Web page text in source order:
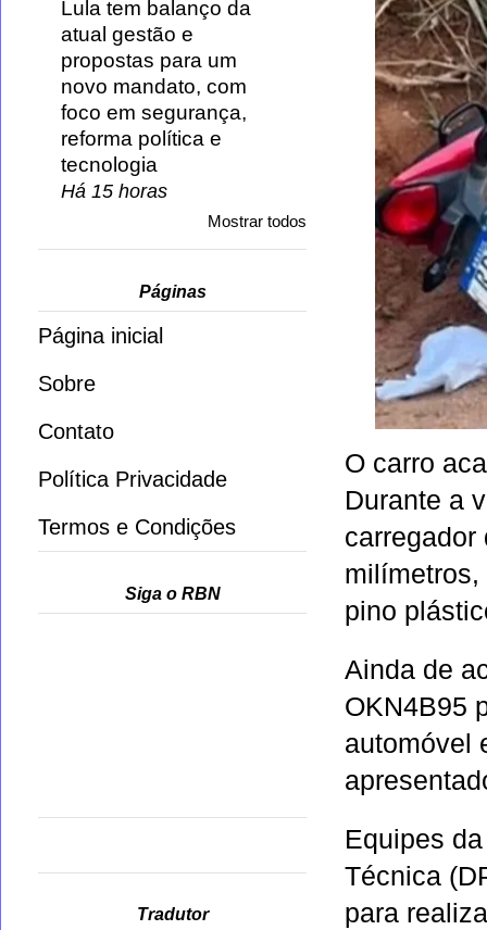
O carro
Durante a
carregador
milímetros,
pino
Ainda de
OKN4B95
automóvel
Equipes
Técnica
para
Lula tem balanço da
atual gestão e
propostas para um
novo mandato, com
foco em segurança,
reforma política e
tecnologia
Há 15 horas
Mostrar todos
Páginas
Página inicial
Sobre
Contato
Política Privacidade
Termos e Condições
Siga o RBN
Tradutor